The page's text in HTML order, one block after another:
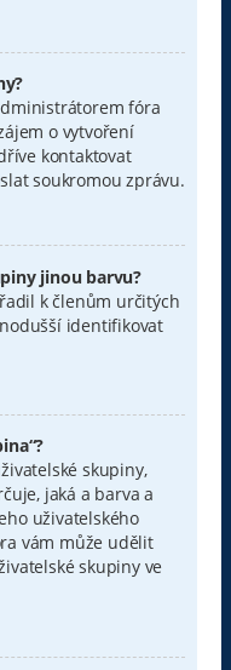
fóra
o vytvoření
kontaktovat
soukromou zprávu.
jinou barvu?
k členům určitých
identifikovat
skupiny,
jaká a barva a
uživatelského
vám může udělit
skupiny ve